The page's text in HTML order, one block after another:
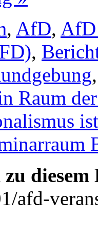
, AfD,
,
Raum
afd-